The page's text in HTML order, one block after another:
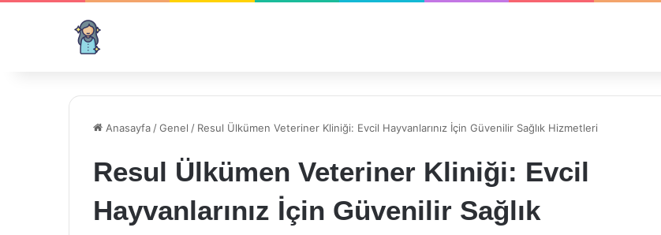
Anasayfa /Genel / Resul Ülkümen Veteriner Kliniği: Evcil Hayvanlarınız İçin Güvenilir Sağlık Hizmetleri
Resul Ülkümen Veteriner Kliniği: Evcil
Hayvanlarınız İçin Güvenilir Sağlık